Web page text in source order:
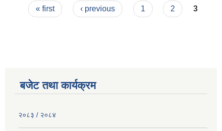
(Procurement and Delivery of Sanitary pads
and Disposal Machines)
Pages
« first ‹ previous 1 2 3
बजेट तथा कार्यक्रम
२०८३ / २०८४